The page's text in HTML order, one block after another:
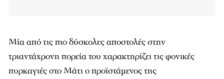
Μία από τις πιο δύσκολες αποστολές στην
τριαντάχρονη πορεία του χαρακτηρίζει τις φονικές
πυρκαγιές στο Μάτι ο προϊστάμενος της